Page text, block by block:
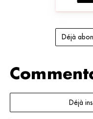
Déjà
Déjà